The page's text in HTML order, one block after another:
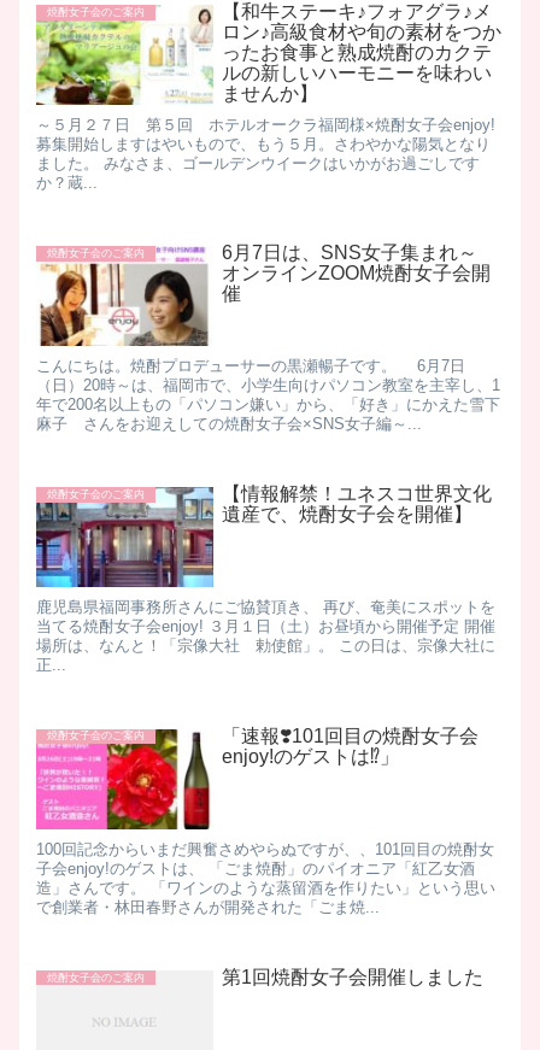
焼酎女子会のご案内
【和牛ステーキ♪フォアグラ♪メ
ロン♪高級食材や旬の素材をつか
ったお食事と熟成焼酎のカクテ
ルの新しいハーモニーを味わい
ませんか】
～５月２７日 第５回 ホテルオークラ福岡様×焼酎女子会enjoy!
募集開始します ​ はやいもので、もう５月。さわやかな陽気となり
ました。 みなさま、ゴールデンウイークはいかがお過ごしです
か？ ​ 蔵...
焼酎女子会のご案内
6月7日は、SNS女子集まれ～
オンラインZOOM焼酎女子会開
催
こんにちは。焼酎プロデューサーの黒瀬暢子です。 6月7日
（日）20時～は、福岡市で、小学生向けパソコン教室を主宰し、1
年で200名以上もの「パソコン嫌い」から、「好き」にかえた雪下
麻子 さんをお迎えしての焼酎女子会×SNS女子編～...
焼酎女子会のご案内
【情報解禁！ユネスコ世界文化
遺産で、焼酎女子会を開催】
鹿児島県福岡事務所さんにご協賛頂き、 再び、奄美にスポットを
当てる焼酎女子会enjoy! ３月１日（土）お昼頃から開催予定 開催
場所は、なんと！「宗像大社 勅使館」。 この日は、宗像大社に
正...
焼酎女子会のご案内
「速報❣️101回目の焼酎女子会
enjoy!のゲストは⁉️」
100回記念からいまだ興奮さめやらぬですが、、101回目の焼酎女
子会enjoy!のゲストは、 「ごま焼酎」のパイオニア「紅乙女酒
造」さんです。 「ワインのような蒸留酒を作りたい」という思い
で創業者・林田春野さんが開発された「ごま焼...
焼酎女子会のご案内 第1回焼酎女子会開催しました